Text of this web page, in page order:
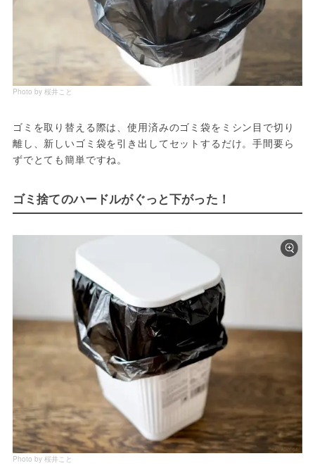
Photo by 桜井こと
ゴミを取り替える際は、使用済みのゴミ袋をミシン目で切り
離し、新しいゴミ袋を引き出してセットするだけ。手間要ら
ずでとても簡単ですね。
ゴミ捨てのハードルがぐっと下がった！
Photo by 桜井こと